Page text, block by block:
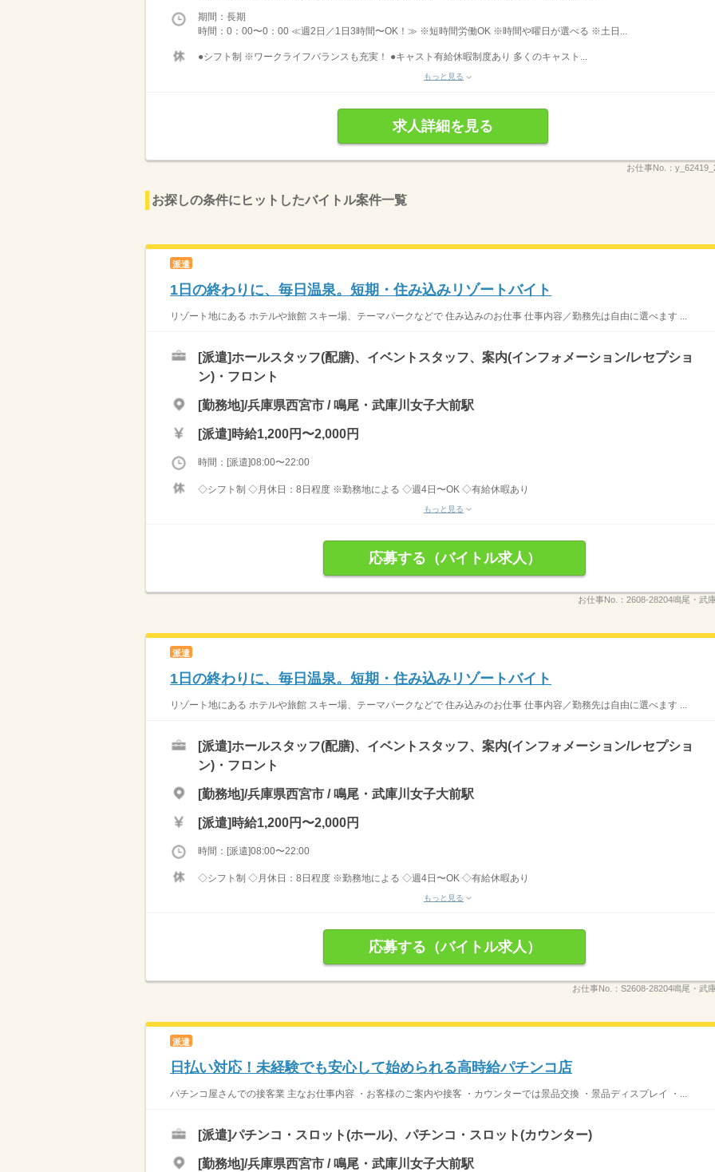
期間：長期
時間：0：00〜0：00 ≪週2日／1日3時間〜OK！≫ ※短時間労働OK ※時間や曜日が選べる ※土日...
●シフト制 ※ワークライフバランスも充実！ ●キャスト有給休暇制度あり 多くのキャスト...
もっと見る
求人詳細を見る
お仕事No.：
お探しの条件にヒットしたバイトル案件一覧
派遣
1日の終わりに、毎日温泉。短期・住み込みリゾートバイト
リゾート地にある ホテルや旅館 スキー場、テーマパークなどで 住み込みのお仕事 仕事内容／勤務先は自由に選べます ...
[派遣]ホールスタッフ(配膳)、イベントスタッフ、案内(インフォメーション/レセプショ
ン)・フロント
[勤務地]/兵庫県西宮市 / 鳴尾・武庫川女子大前駅
[派遣] 時給1,200円〜2,000円
時間：[派遣]08:00〜22:00
◇シフト制 ◇月休日：8日程度 ※勤務地による ◇週4日〜OK ◇有給休暇あり
もっと見る
応募する（バイトル求人）
お仕事No.： 2608-28204鳴尾・武
派遣
1日の終わりに、毎日温泉。短期・住み込みリゾートバイト
リゾート地にある ホテルや旅館 スキー場、テーマパークなどで 住み込みのお仕事 仕事内容／勤務先は自由に選べます ...
[派遣]ホールスタッフ(配膳)、イベントスタッフ、案内(インフォメーション/レセプショ
ン)・フロント
[勤務地]/兵庫県西宮市 / 鳴尾・武庫川女子大前駅
[派遣] 時給1,200円〜2,000円
時間：[派遣]08:00〜22:00
◇シフト制 ◇月休日：8日程度 ※勤務地による ◇週4日〜OK ◇有給休暇あり
もっと見る
応募する（バイトル求人）
お仕事No.： S2608-28204鳴尾・武
派遣
日払い対応！未経験でも安心して始められる高時給パチンコ店
パチンコ屋さんでの接客業 主なお仕事内容 ・お客様のご案内や接客 ・カウンターでは景品交換 ・景品ディスプレイ ・...
[派遣]パチンコ・スロット(ホール)、パチンコ・スロット(カウンター)
[勤務地]/兵庫県西宮市 / 鳴尾・武庫川女子大前駅